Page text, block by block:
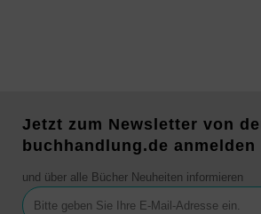
Jetzt zum Newsletter von
buchhandlung.de anmelden
und über alle Bücher Neuheiten informieren